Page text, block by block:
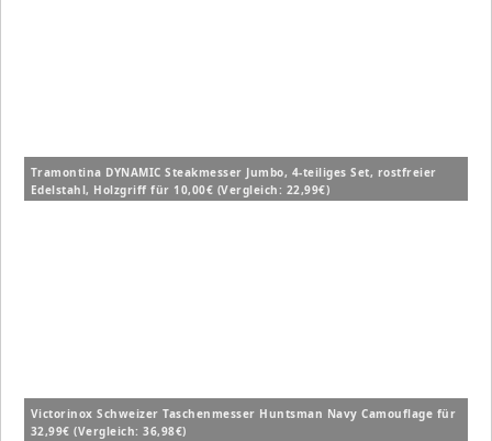
Tramontina DYNAMIC Steakmesser Jumbo, 4-teiliges Set, rostfreier
Edelstahl, Holzgriff für 10,00€ (Vergleich: 22,99€)
Victorinox Schweizer Taschenmesser Huntsman Navy Camouflage für
32,99€ (Vergleich: 36,98€)